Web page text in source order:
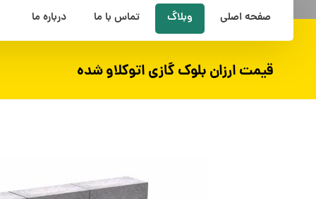
صفحه اصلی وبلاگ تماس با ما درباره ما
قیمت ارزان بلوک گازی اتوکلاو شده